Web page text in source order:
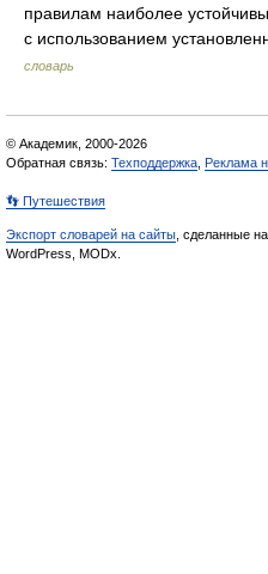
правилам наиболее
с использованием
словарь
© Академик, 2000-2026
Обратная связь: Техподдержка Реклама
👣 Путешествия
Экспорт словарей на сайты , сделанные
WordPress, MODx.